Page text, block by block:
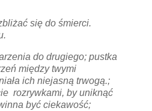
się do śmierci.
do drugiego; pustka
między twymi
ich niejasną trwogą.;
rozrywkami, by uniknąć
być ciekawość;